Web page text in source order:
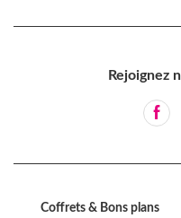
Rejoignez
Coffrets & Bons plans